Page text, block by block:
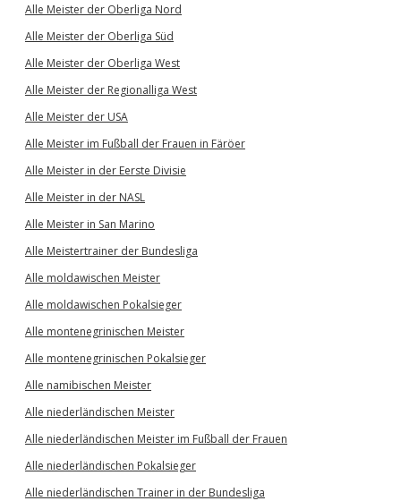
Alle Meister der Oberliga Nord
Alle Meister der Oberliga Süd
Alle Meister der Oberliga West
Alle Meister der Regionalliga West
Alle Meister der USA
Alle Meister im Fußball der Frauen in Färöer
Alle Meister in der Eerste Divisie
Alle Meister in der NASL
Alle Meister in San Marino
Alle Meistertrainer der Bundesliga
Alle moldawischen Meister
Alle moldawischen Pokalsieger
Alle montenegrinischen Meister
Alle montenegrinischen Pokalsieger
Alle namibischen Meister
Alle niederländischen Meister
Alle niederländischen Meister im Fußball der Frauen
Alle niederländischen Pokalsieger
Alle niederländischen Trainer in der Bundesliga